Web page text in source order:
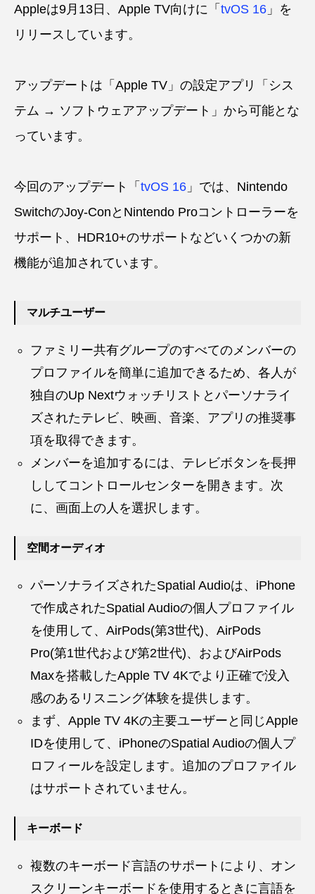
Appleは9月13日、Apple TV向けに「 tvOS 16 」を
リリースしています。
アップデートは「Apple TV」の設定アプリ「シス
テム → ソフトウェアアップデート」から可能とな
っています。
今回のアップデート「 tvOS 16 」では、Nintendo
SwitchのJoy-ConとNintendo Proコントローラーを
サポート、HDR10+のサポートなどいくつかの新
機能が追加されています。
マルチユーザー
ファミリー共有グループのすべてのメンバーの
プロファイルを簡単に追加できるため、各人が
独自のUp Nextウォッチリストとパーソナライ
ズされたテレビ、映画、音楽、アプリの推奨事
項を取得できます。
メンバーを追加するには、テレビボタンを長押
ししてコントロールセンターを開きます。次
に、画面上の人を選択します。
空間オーディオ
パーソナライズされたSpatial Audioは、iPhone
で作成されたSpatial Audioの個人プロファイル
を使用して、AirPods(第3世代)、AirPods
Pro(第1世代および第2世代)、およびAirPods
Maxを搭載したApple TV 4Kでより正確で没入
感のあるリスニング体験を提供します。
まず、Apple TV 4Kの主要ユーザーと同じApple
IDを使用して、iPhoneのSpatial Audioの個人プ
ロフィールを設定します。追加のプロファイル
はサポートされていません。
キーボード
複数のキーボード言語のサポートにより、オン
スクリーンキーボードを使用するときに言語を